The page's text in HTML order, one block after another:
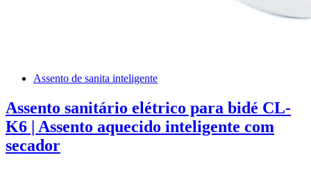
Assento de sanita inteligente
Assento sanitário elétrico para bidé CL-
K6 | Assento aquecido inteligente com
secador